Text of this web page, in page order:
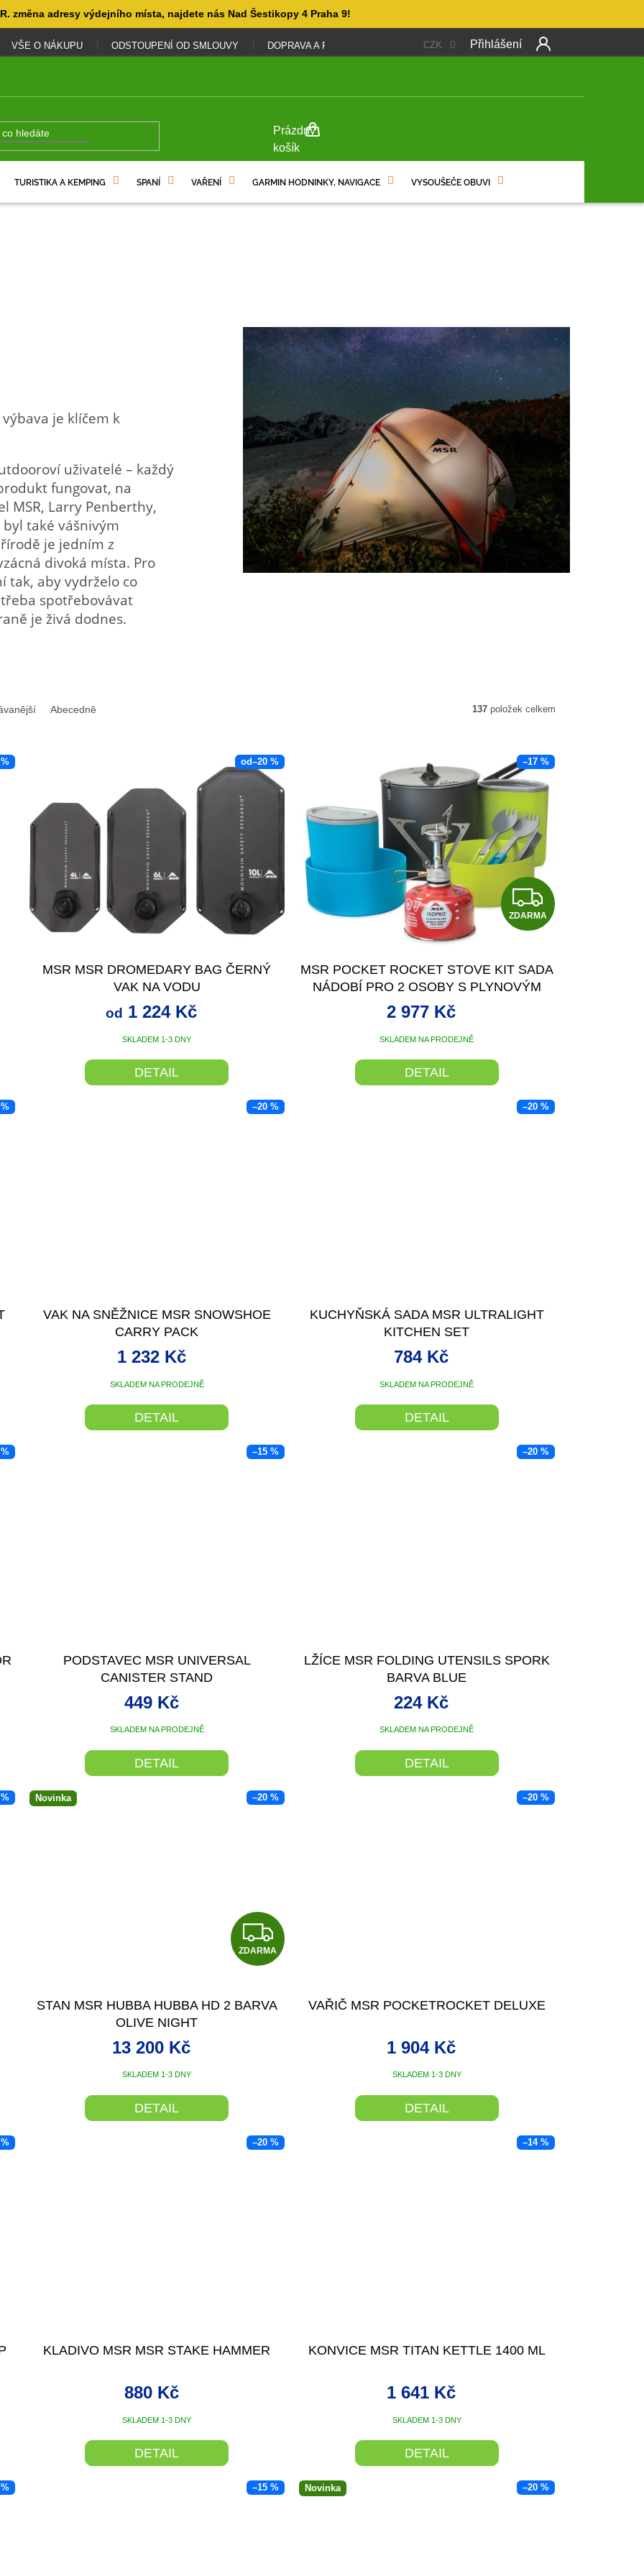
změna adresy výdejního místa, najdete nás Nad Šestikopy 4 Praha 9!
VŠE O NÁKUPU ODSTOUPENÍ OD SMLOUVY DOPRAVA A PLATBA OBCHODNÍ PODMÍNKY PODMÍNKY OCHRANY
CZK Přihlášení
NÁKUPNÍ
KOŠÍK
Prázdný
košík
TURISTIKA A KEMPING SPANÍ VAŘENÍ GARMIN HODNINKY, NAVIGACE VYSOUŠEČE OBUVI
je klíčem k
uživatelé – každý
fungovat, na
MSR, Larry Penberthy,
také vášnivým
je jedním z
divoká místa. Pro
tak, aby vydrželo co
spotřebovávat
je živá dodnes.
Abecedně 137 položek celkem
od–20 %
MSR MSR DROMEDARY BAG ČERNÝ
VAK NA VODU
SKLADEM 1-3 DNY
od 1 224 Kč
DETAIL
Z
D
A
ZDARMA
–17 %
MSR POCKET ROCKET STOVE KIT SADA
NÁDOBÍ PRO 2 OSOBY S PLYNOVÝM
VAŘIČEM
SKLADEM NA PRODEJNĚ
2 977 Kč
DETAIL
–20 %
VAK NA SNĚŽNICE MSR SNOWSHOE
CARRY PACK
SKLADEM NA PRODEJNĚ
1 232 Kč
DETAIL
–20 %
KUCHYŇSKÁ SADA MSR ULTRALIGHT
KITCHEN SET
SKLADEM NA PRODEJNĚ
784 Kč
DETAIL
–15 %
PODSTAVEC MSR UNIVERSAL
CANISTER STAND
SKLADEM NA PRODEJNĚ
449 Kč
DETAIL
–20 %
LŽÍCE MSR FOLDING UTENSILS SPORK
BARVA BLUE
SKLADEM NA PRODEJNĚ
224 Kč
DETAIL
Novinka
Z
D
A
ZDARMA
–20 %
STAN MSR HUBBA HUBBA HD 2 BARVA
OLIVE NIGHT
SKLADEM 1-3 DNY
13 200 Kč
DETAIL
–20 %
VAŘIČ MSR POCKETROCKET DELUXE
SKLADEM 1-3 DNY
1 904 Kč
DETAIL
–20 %
KLADIVO MSR MSR STAKE HAMMER
SKLADEM 1-3 DNY
880 Kč
DETAIL
–14 %
KONVICE MSR TITAN KETTLE 1400 ML
SKLADEM 1-3 DNY
1 641 Kč
DETAIL
–15 % Novinka –20 %